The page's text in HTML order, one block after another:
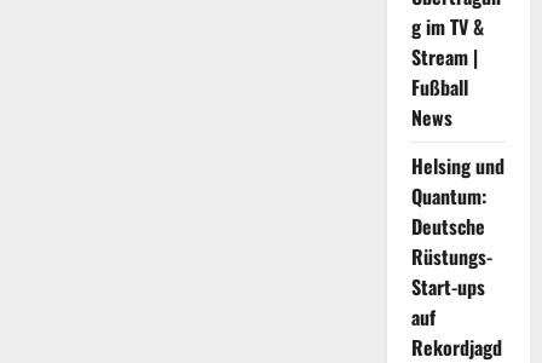
g im TV &
Stream |
Fußball
News
Helsing und
Quantum:
Deutsche
Rüstungs-
Start-ups
auf
Rekordjagd